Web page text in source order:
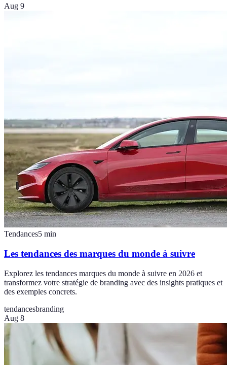
Aug 9
Tendances5 min
Les tendances des marques du monde à suivre
Explorez les tendances marques du monde à suivre en 2026 et
transformez votre stratégie de branding avec des insights pratiques et
des exemples concrets.
tendancesbranding
Aug 8